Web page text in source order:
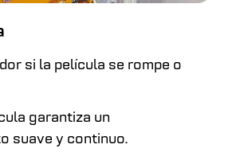
si la película se rompe o
garantiza un
suave y continuo.